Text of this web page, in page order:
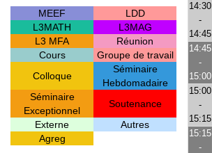
MEEF
LDD
L3MATH
L3MAG
L3 MFA
Réunion
Cours
Groupe de travail
Colloque
Séminaire
Hebdomadaire
Séminaire
Exceptionnel
Soutenance
Externe
Autres
Agreg
14:30
-
14:45
14:45
-
15:00
15:00
-
15:15
15:15
-